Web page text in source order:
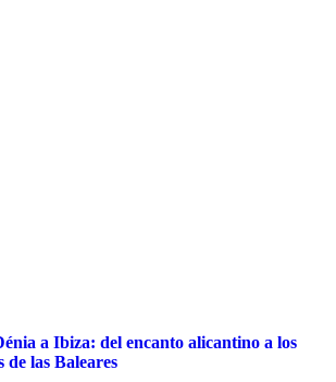
a Ibiza: del encanto alicantino a los
de las Baleares